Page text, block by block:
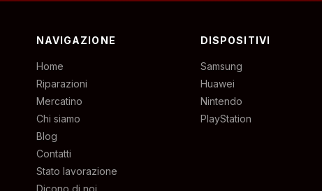
NAVIGAZIONE
Home
Riparazioni
Mercatino
Chi siamo
Blog
Contatti
Stato lavorazione
Dicono di noi
DISPOSITIVI
Samsung
Huawei
Nintendo
PlayStation